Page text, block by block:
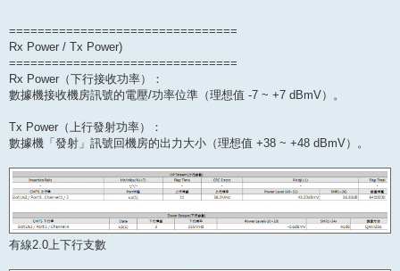
================================
Rx Power / Tx Power)
================================
Rx Power（下行接收功率）：
數據機接收機房訊號的電壓/功率位準（理想值 -7 ~ +7 dBmV）。
Tx Power（上行發射功率）：
數據機「發射」訊號回機房的出力大小（理想值 +38 ~ +48 dBmV）。
有線2.0上下行支數